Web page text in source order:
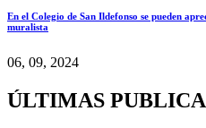
En el Colegio de San Ildefonso se pueden
muralista
06, 09, 2024
ÚLTIMAS